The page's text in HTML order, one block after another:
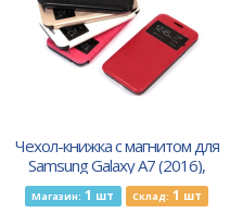
Чехол-книжка с магнитом для
Samsung Galaxy A7 (2016),
арт.007174-2 (Черный)
Магазин: 1 шт Склад: 1 шт